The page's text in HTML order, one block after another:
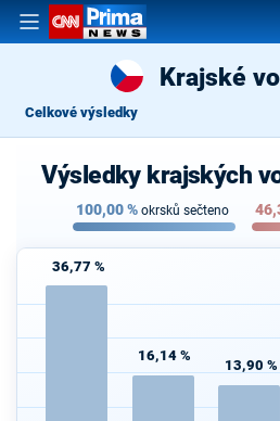
Krajské
Celkové výsledky
Výsledky krajských
100,00% okrsků sečteno
36,77 %
16,14 %
13,90 %